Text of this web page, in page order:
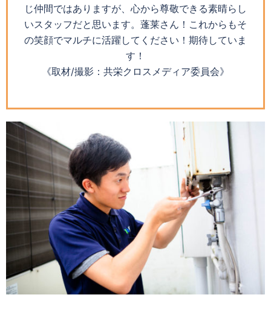
じ仲間ではありますが、心から尊敬できる素晴らし
いスタッフだと思います。蓬莱さん！これからもそ
の笑顔でマルチに活躍してください！期待していま
す！
《取材/撮影：共栄クロスメディア委員会》